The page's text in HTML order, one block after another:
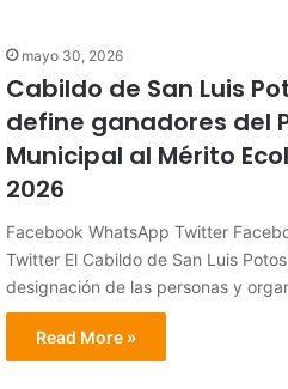
mayo 30, 2026
Cabildo de San Luis
define ganadores del
Municipal al Mérito
2026
Facebook WhatsApp Twitter
Twitter El Cabildo de San Luis
designación de las personas y
Read More »